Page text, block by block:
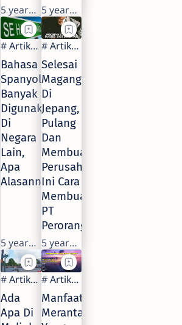
5 years ago
5 years ago
Bahasa
Spanyol
Banyak
Digunakan
Di
Negara
Lain,
Apa
Alasannya?
5 years ago
Selesai
Magang
Di
Jepang,
Pulang
Dan
Membuat
Perusahaan.
Ini Cara
Membuat
PT
Perorangan
5 years ago
Ada
Apa Di
Manfaat
Merantau